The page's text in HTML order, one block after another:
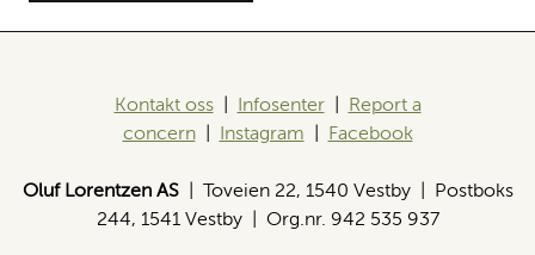
Kontakt oss| Infosenter|
Report a
concern| Instagram Facebook
Oluf Lorentzen AS| Toveien 22, 1540 Vestby | Postboks
244, 1541 Vestby | Org.nr. 942 535 937